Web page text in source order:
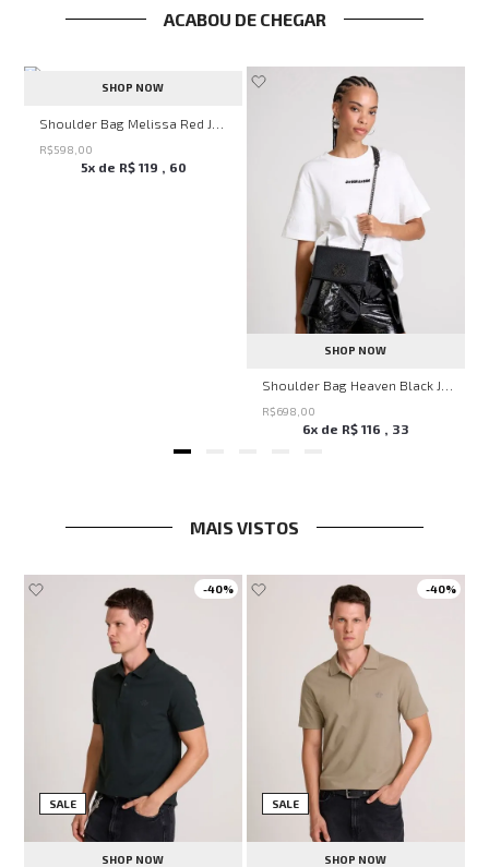
ACABOU DE CHEGAR
SHOP NOW
R$598 00
5x de R$ 119 60
SHOP NOW
R$698 00
6x de R$ 116 , 33
MAIS VISTOS
-40%
SALE
SHOP NOW
-40%
SALE
SHOP NOW